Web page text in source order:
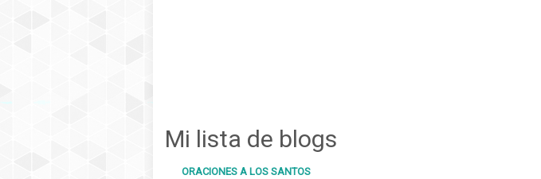
Mi lista de blogs
ORACIONES A LOS SANTOS